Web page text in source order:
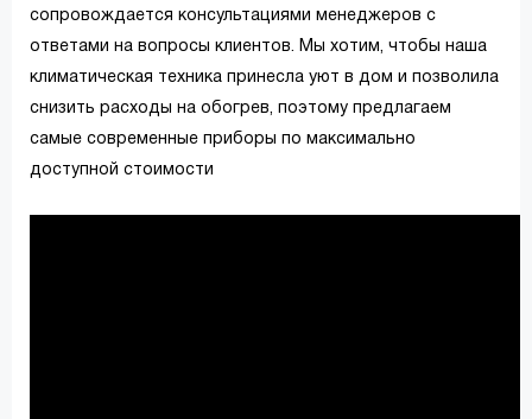
сопровождается консультациями менеджеров с
ответами на вопросы клиентов. Мы хотим, чтобы наша
климатическая техника принесла уют в дом и позволила
снизить расходы на обогрев, поэтому предлагаем
самые современные приборы по максимально
доступной стоимости